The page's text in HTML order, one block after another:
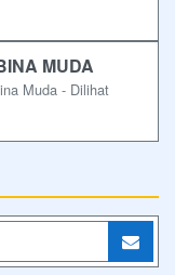
MUDA
Muda - Dilihat